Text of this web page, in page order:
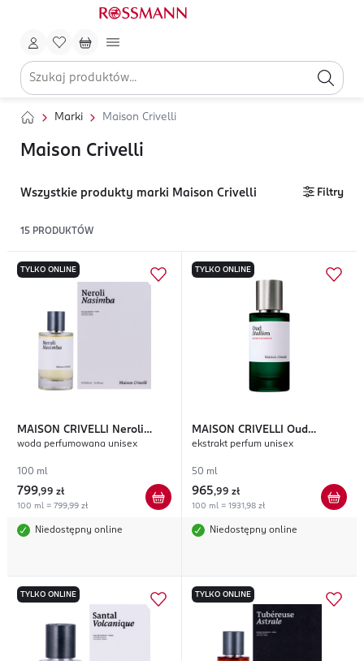
Marki Maison Crivelli
Maison Crivelli
Wszystkie produkty marki Maison Crivelli Filtry
15 PRODUKTÓW
TYLKO ONLINE
MAISON CRIVELLI
Neroli
Nasimba
woda perfumowana unisex
100 ml
799,99 zł
100 ml = 799,99 zł
Niedostępny online
TYLKO ONLINE
MAISON CRIVELLI Oud
Stallion
ekstrakt perfum unisex
50 ml
965,99 zł
100 ml = 1931,98 zł
Niedostępny online
TYLKO ONLINE TYLKO ONLINE